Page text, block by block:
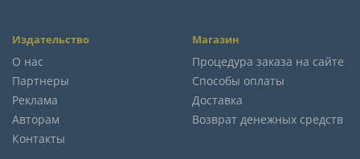
Издательство
О нас
Партнеры
Реклама
Авторам
Контакты
Магазин
Процедура заказа на сайте
Способы оплаты
Доставка
Возврат денежных средств